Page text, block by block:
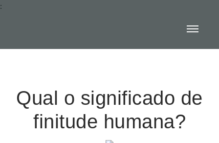
:
Qual o significado de
finitude humana?